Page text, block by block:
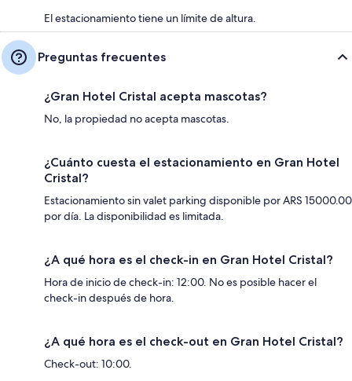
El estacionamiento tiene un límite de altura.
Preguntas frecuentes
¿Gran Hotel Cristal acepta mascotas?
No, la propiedad no acepta mascotas.
¿Cuánto cuesta el estacionamiento en Gran Hotel
Cristal?
Estacionamiento sin valet parking disponible por ARS 15000.00
por día. La disponibilidad es limitada.
¿A qué hora es el check-in en Gran Hotel Cristal?
Hora de inicio de check-in: 12:00. No es posible hacer el
check-in después de hora.
¿A qué hora es el check-out en Gran Hotel Cristal?
Check-out: 10:00.